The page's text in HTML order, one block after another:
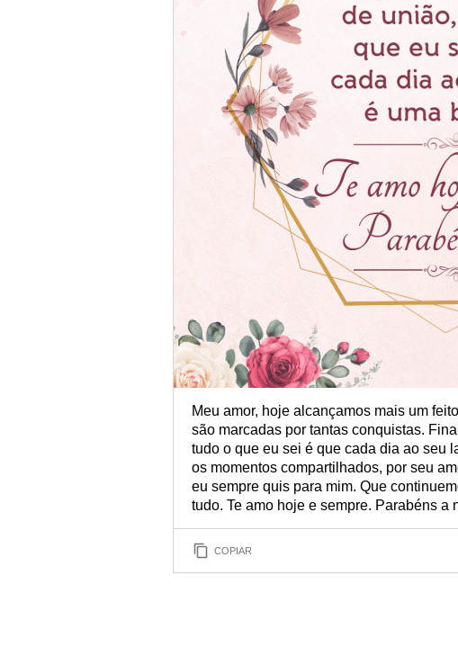
Meu amor, hoje alcançamos mais um
são marcadas por tantas conquistas.
tudo o que eu sei é que cada dia ao seu
os momentos compartilhados, por seu
eu sempre quis para mim. Que
tudo. Te amo hoje e sempre. Parabéns a
COPIAR